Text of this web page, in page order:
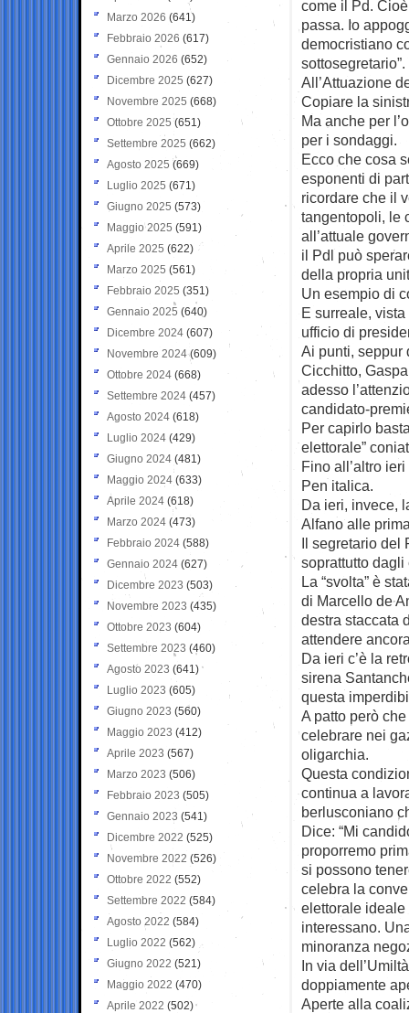
come il Pd.
passa. Io
democristiano
sottosegretario”.
All’Attuazione
Copiare la
Ma anche per
per i sondaggi.
Ecco che cosa
esponenti di
ricordare che il
tangentopoli, le
all’attuale
il Pdl può
della propria
Un esempio di
E surreale,
ufficio di
Ai punti, seppur
Cicchitto,
adesso
candidato-
Per capirlo
elettorale”
Fino all’altro
Pen italica.
Da ieri, invece,
Alfano alle
Il segretario del
soprattutto dagli
La “svolta” è
di Marcello de
destra staccata
attendere
Da ieri c’è la
sirena
questa
A patto però
celebrare nei
oligarchia.
Questa
continua a
berlusconiano
Dice: “Mi
proporremo
si possono
celebra la
elettorale
interessano.
minoranza
In via
doppiamente
Aperte alla
Marzo 2026 (641)
Febbraio 2026 (617)
Gennaio 2026 (652)
Dicembre 2025 (627)
Novembre 2025 (668)
Ottobre 2025 (651)
Settembre 2025 (662)
Agosto 2025 (669)
Luglio 2025 (671)
Giugno 2025 (573)
Maggio 2025 (591)
Aprile 2025 (622)
Marzo 2025 (561)
Febbraio 2025 (351)
Gennaio 2025 (640)
Dicembre 2024 (607)
Novembre 2024(609)
Ottobre 2024 (668)
Settembre 2024 (457)
Agosto 2024 (618)
Luglio 2024 (429)
Giugno 2024 (481)
Maggio 2024 (633)
Aprile 2024 (618)
Marzo 2024 (473)
Febbraio 2024 (588)
Gennaio 2024 (627)
Dicembre 2023 (503)
Novembre 2023 (435)
Ottobre 2023 (604)
Settembre 2023 (460)
Agosto 2023 (641)
Luglio 2023 (605)
Giugno 2023 (560)
Maggio 2023 (412)
Aprile 2023 (567)
Marzo 2023 (506)
Febbraio 2023 (505)
Gennaio 2023 (541)
Dicembre 2022 (525)
Novembre 2022 (526)
Ottobre 2022 (552)
Settembre 2022 (584)
Agosto 2022 (584)
Luglio 2022 (562)
Giugno 2022 (521)
Maggio 2022 (470)
Aprile 2022 (502)